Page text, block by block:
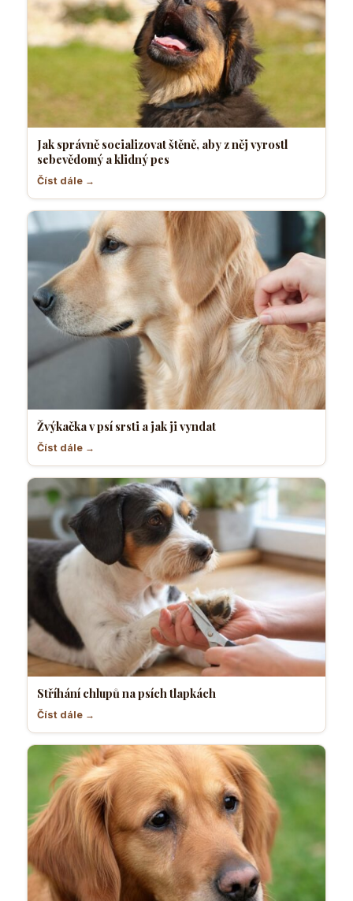
Jak správně socializovat štěně, aby z něj vyrostl
sebevědomý a klidný pes
Číst dále →
Žvýkačka v psí srsti a jak ji vyndat
Číst dále →
Stříhání chlupů na psích tlapkách
Číst dále →